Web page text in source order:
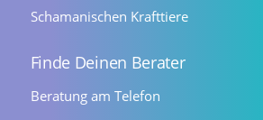
Schamanischen Krafttiere
Finde Deinen Berater
Beratung am Telefon